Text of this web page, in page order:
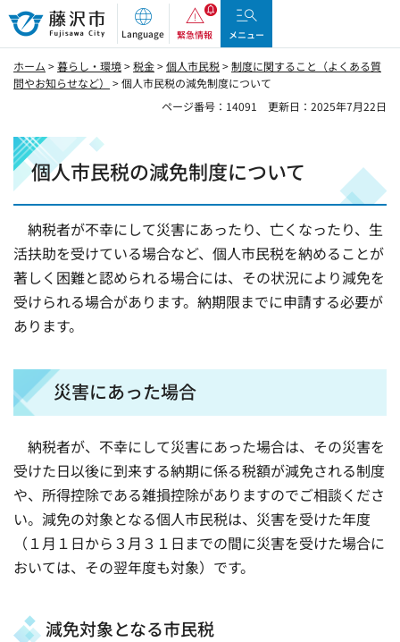
藤沢市
Language 緊急情報 メニュー
ホーム >暮らし・環境>税金>個人市民税>制度に関すること（よくある質
問やお知らせなど）
> 個人市民税の減免制度について
ページ番号：14091
更新日：2025年7月22日
個人市民税の減免制度について
納税者が不幸にして災害にあったり、亡くなったり、生
活扶助を受けている場合など、個人市民税を納めることが
著しく困難と認められる場合には、その状況により減免を
受けられる場合があります。納期限までに申請する必要が
あります。
災害にあった場合
納税者が、不幸にして災害にあった場合は、その災害を
受けた日以後に到来する納期に係る税額が減免される制度
や、所得控除である雑損控除がありますのでご相談くださ
い。減免の対象となる個人市民税は、災害を受けた年度
（１月１日から３月３１日までの間に災害を受けた場合に
おいては、その翌年度も対象）です。
減免対象となる市民税